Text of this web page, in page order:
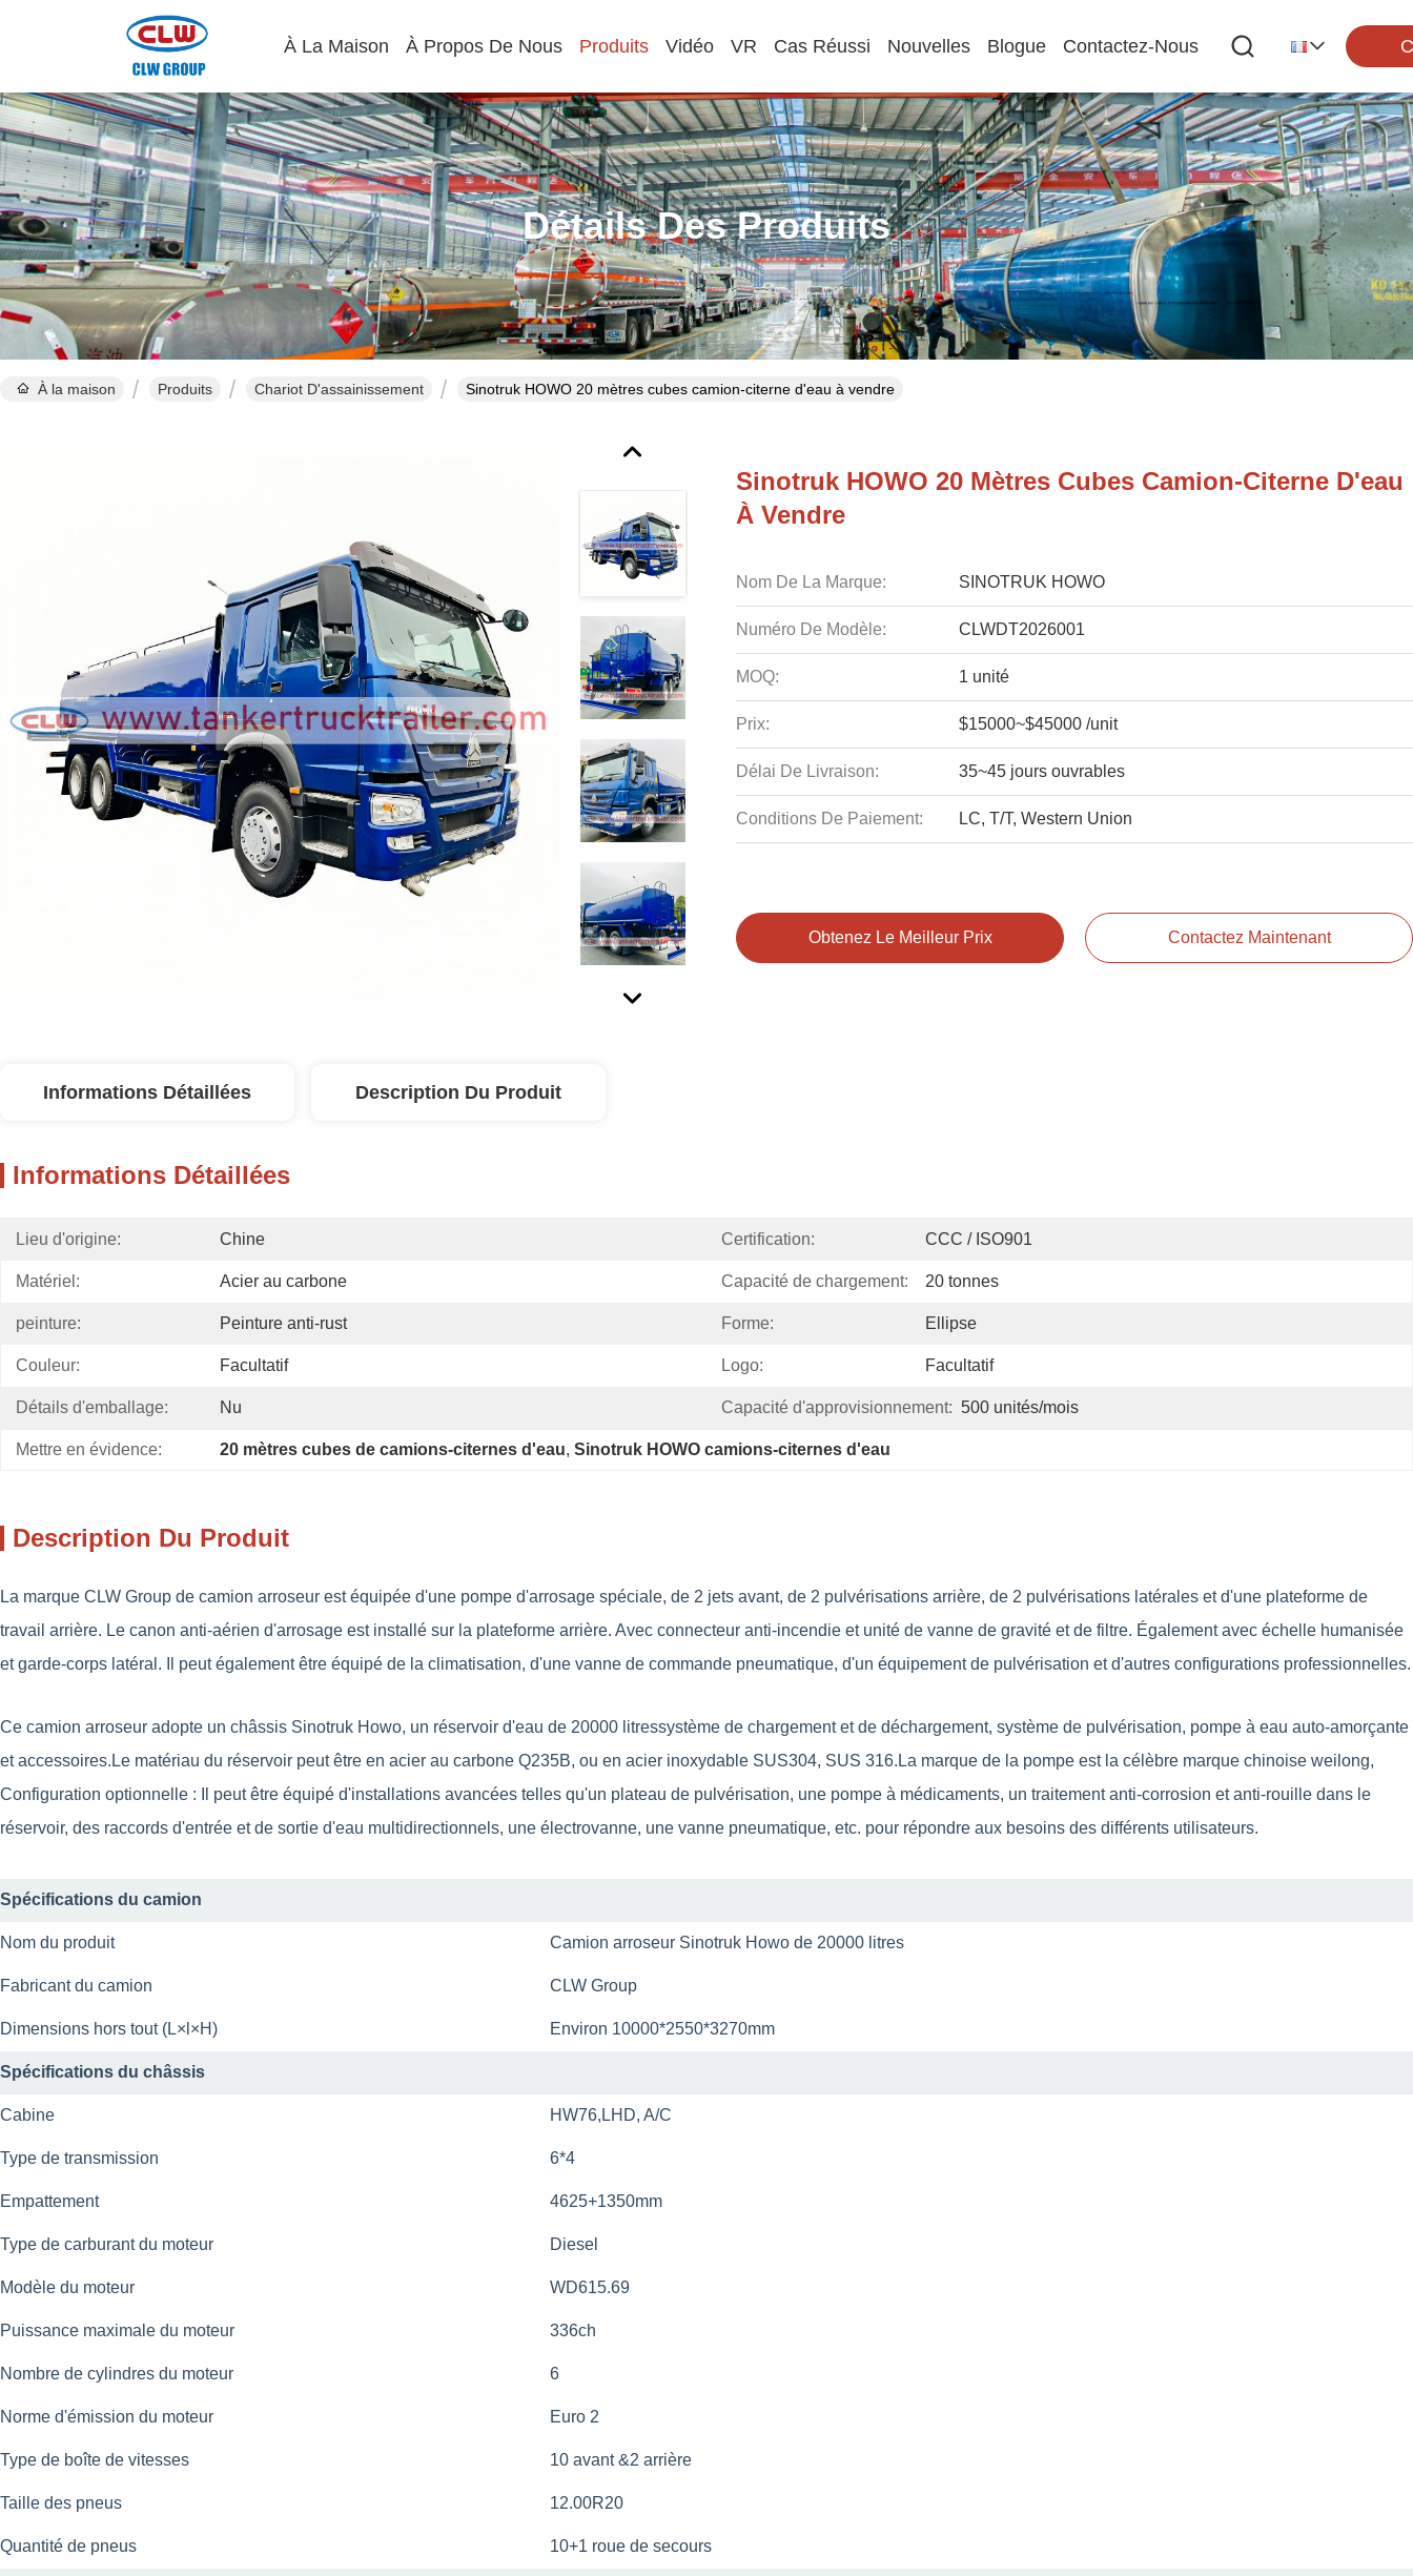
À La Maison À Propos De Nous Produits Vidéo VR Cas Réussi Nouvelles Blogue Contactez-Nous
Détails Des Produits
À la maison Produits Chariot D'assainissement Sinotruk HOWO 20 mètres cubes camion-citerne d'eau à vendre
Sinotruk HOWO 20 Mètres Cubes Camion-Citerne D'eau
À Vendre
Nom De La Marque: SINOTRUK HOWO
Numéro De Modèle: CLWDT2026001
MOQ: 1 unité
Prix: $15000~$45000 /unit
Délai De Livraison: 35~45 jours ouvrables
Conditions De Paiement: LC, T/T, Western Union
Obtenez Le Meilleur Prix Contactez Maintenant
Informations Détaillées Description Du Produit
Informations Détaillées
Lieu d'origine: Chine Certification: CCC / ISO901
Matériel: Acier au carbone Capacité de chargement: 20 tonnes
peinture: Peinture anti-rust Forme: Ellipse
Couleur: Facultatif Logo: Facultatif
Détails d'emballage: Nu Capacité d'approvisionnement: 500 unités/mois
Mettre en évidence: 20 mètres cubes de camions-citernes d'eau, Sinotruk HOWO camions-citernes d'eau
Description Du Produit
La marque CLW Group de camion arroseur est équipée d'une pompe d'arrosage spéciale, de 2 jets avant, de 2 pulvérisations arrière, de 2 pulvérisations latérales et d'une plateforme de
travail arrière. Le canon anti-aérien d'arrosage est installé sur la plateforme arrière. Avec connecteur anti-incendie et unité de vanne de gravité et de filtre. Également avec échelle humanisée
et garde-corps latéral. Il peut également être équipé de la climatisation, d'une vanne de commande pneumatique, d'un équipement de pulvérisation et d'autres configurations professionnelles.
Ce camion arroseur adopte un châssis Sinotruk Howo, un réservoir d'eau de 20000 litressystème de chargement et de déchargement, système de pulvérisation, pompe à eau auto-amorçante
et accessoires. Le matériau du réservoir peut être en acier au carbone Q235B, ou en acier inoxydable SUS304, SUS 316. La marque de la pompe est la célèbre marque chinoise weilong,
Configuration optionnelle : Il peut être équipé d'installations avancées telles qu'un plateau de pulvérisation, une pompe à médicaments, un traitement anti-corrosion et anti-rouille dans le
réservoir, des raccords d'entrée et de sortie d'eau multidirectionnels, une électrovanne, une vanne pneumatique, etc. pour répondre aux besoins des différents utilisateurs.
Spécifications du camion
Nom du produit Camion arroseur Sinotruk Howo de 20000 litres
Fabricant du camion CLW Group
Dimensions hors tout (L×l×H) Environ 10000*2550*3270mm
Spécifications du châssis
Cabine HW76, LHD, A/C
Type de transmission 6*4
Empattement 4625+1350mm
Type de carburant du moteur Diesel
Modèle du moteur WD615.69
Puissance maximale du moteur 336ch
Nombre de cylindres du moteur 6
Norme d'émission du moteur Euro 2
Type de boîte de vitesses 10 avant &2 arrière
Taille des pneus 12.00R20
Quantité de pneus 10+1 roue de secours